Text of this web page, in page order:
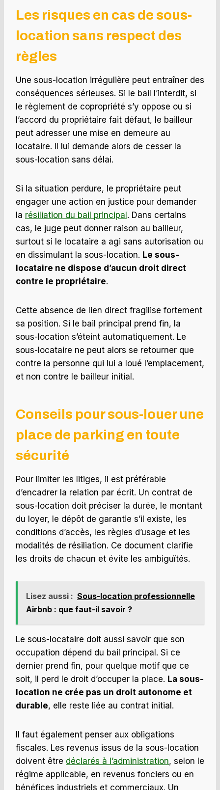
Les risques en cas de sous-
location sans respect des
règles
Une sous-location irrégulière peut entraîner des
conséquences sérieuses. Si le bail l’interdit, si
le règlement de copropriété s’y oppose ou si
l’accord du propriétaire fait défaut, le bailleur
peut adresser une mise en demeure au
locataire. Il lui demande alors de cesser la
sous-location sans délai.
Si la situation perdure, le propriétaire peut
engager une action en justice pour demander
la résiliation du bail principal . Dans certains
cas, le juge peut donner raison au bailleur,
surtout si le locataire a agi sans autorisation ou
en dissimulant la sous-location. Le sous-
locataire ne dispose d’aucun droit direct
contre le propriétaire.
Cette absence de lien direct fragilise fortement
sa position. Si le bail principal prend fin, la
sous-location s’éteint automatiquement. Le
sous-locataire ne peut alors se retourner que
contre la personne qui lui a loué l’emplacement,
et non contre le bailleur initial.
Conseils pour sous-louer une
place de parking en toute
sécurité
Pour limiter les litiges, il est préférable
d’encadrer la relation par écrit. Un contrat de
sous-location doit préciser la durée, le montant
du loyer, le dépôt de garantie s’il existe, les
conditions d’accès, les règles d’usage et les
modalités de résiliation. Ce document clarifie
les droits de chacun et évite les ambiguïtés.
Lisez aussi : Sous-location professionnelle
Airbnb : que faut-il savoir ?
Le sous-locataire doit aussi savoir que son
occupation dépend du bail principal. Si ce
dernier prend fin, pour quelque motif que ce
soit, il perd le droit d’occuper la place. La sous-
location ne crée pas un droit autonome et
durable, elle reste liée au contrat initial.
Il faut également penser aux obligations
fiscales. Les revenus issus de la sous-location
doivent être déclarés à l’administration, selon le
régime applicable, en revenus fonciers ou en
bénéfices industriels et commerciaux. Un